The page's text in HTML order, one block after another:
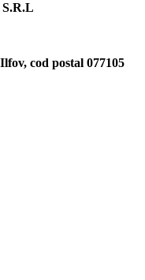
cod postal 077105